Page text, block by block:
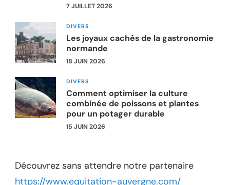
7 JUILLET 2026
DIVERS
Les joyaux cachés de la gastronomie
normande
18 JUIN 2026
DIVERS
Comment optimiser la culture
combinée de poissons et plantes
pour un potager durable
15 JUIN 2026
Découvrez sans attendre notre partenaire
https://www.equitation-auvergne.com/